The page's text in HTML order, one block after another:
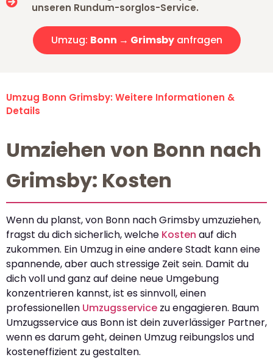
unseren Rundum-sorglos-Service.
Umzug: Bonn → Grimsbyanfragen
Umzug Bonn Grimsby: Weitere Informationen &
Details
Umziehen von Bonn nach
Grimsby: Kosten
Wenn du planst, von Bonn nach Grimsby umzuziehen,
fragst du dich sicherlich, welche Kosten auf dich
zukommen. Ein Umzug in eine andere Stadt kann eine
spannende, aber auch stressige Zeit sein. Damit du
dich voll und ganz auf deine neue Umgebung
konzentrieren kannst, ist es sinnvoll, einen
professionellen Umzugsservice zu engagieren. Baum
Umzugsservice aus Bonn ist dein zuverlässiger Partner,
wenn es darum geht, deinen Umzug reibungslos und
kosteneffizient zu gestalten.